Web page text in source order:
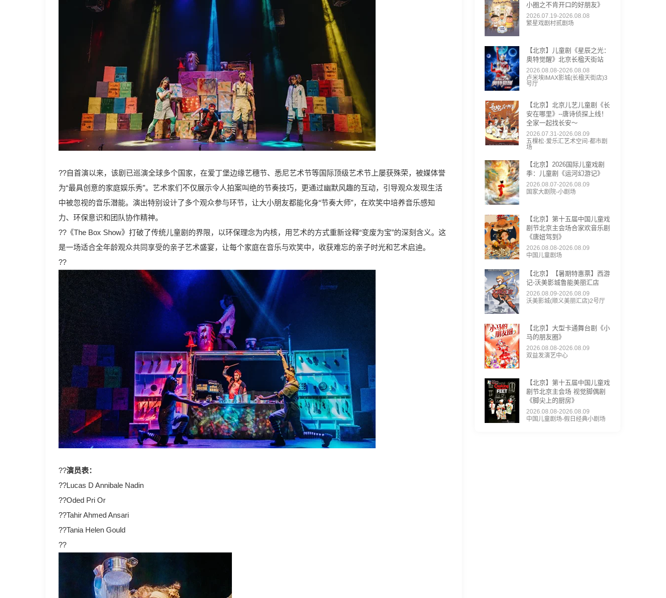
??自首演以来，该剧已巡演全球多个国家，在爱丁堡边缘艺穗节、悉尼艺术节等国际顶级艺术节上屡获殊荣，被媒体誉
为“最具创意的家庭娱乐秀”。艺术家们不仅展示令人拍案叫绝的节奏技巧，更通过幽默风趣的互动，引导观众发现生活
中被忽视的音乐潜能。演出特别设计了多个观众参与环节，让大小朋友都能化身“节奏大师”，在欢笑中培养音乐感知
力、环保意识和团队协作精神。
??《The Box Show》打破了传统儿童剧的界限，以环保理念为内核，用艺术的方式重新诠释“变废为宝”的深刻含义。这
是一场适合全年龄观众共同享受的亲子艺术盛宴，让每个家庭在音乐与欢笑中，收获难忘的亲子时光和艺术启迪。
??
??演员表：
??Lucas D Annibale Nadin
??Oded Pri Or
??Tahir Ahmed Ansari
??Tania Helen Gould
??
小圈之不肯开口的好朋友》
2026.07.19-2026.08.08
繁星戏剧村贰剧场
【北京】儿童剧《星辰之光：
奥特觉醒》北京长楹天街站
2026.08.08-2026.08.08
卢米埃IMAX影城(长楹天街店)3
号厅
【北京】北京儿艺儿童剧《长
安在哪里》--唐诗侦探上线！
全家一起找长安～
2026.07.31-2026.08.09
五棵松·爱乐汇艺术空间·都市剧
场
【北京】2026国际儿童戏剧
季：儿童剧《运河幻游记》
2026.08.07-2026.08.09
国家大剧院-小剧场
【北京】第十五届中国儿童戏
剧节北京主会场合家欢音乐剧
《唐妞驾到》
2026.08.08-2026.08.09
中国儿童剧场
【北京】【暑期特惠票】西游
记-沃美影城鲁能美丽汇店
2026.08.09-2026.08.09
沃美影城(顺义美丽汇店)2号厅
【北京】大型卡通舞台剧《小
马的朋友圈》
2026.08.08-2026.08.09
双益发演艺中心
【北京】第十五届中国儿童戏
剧节北京主会场 视觉脚偶剧
《脚尖上的厨房》
2026.08.08-2026.08.09
中国儿童剧场-假日经典小剧场